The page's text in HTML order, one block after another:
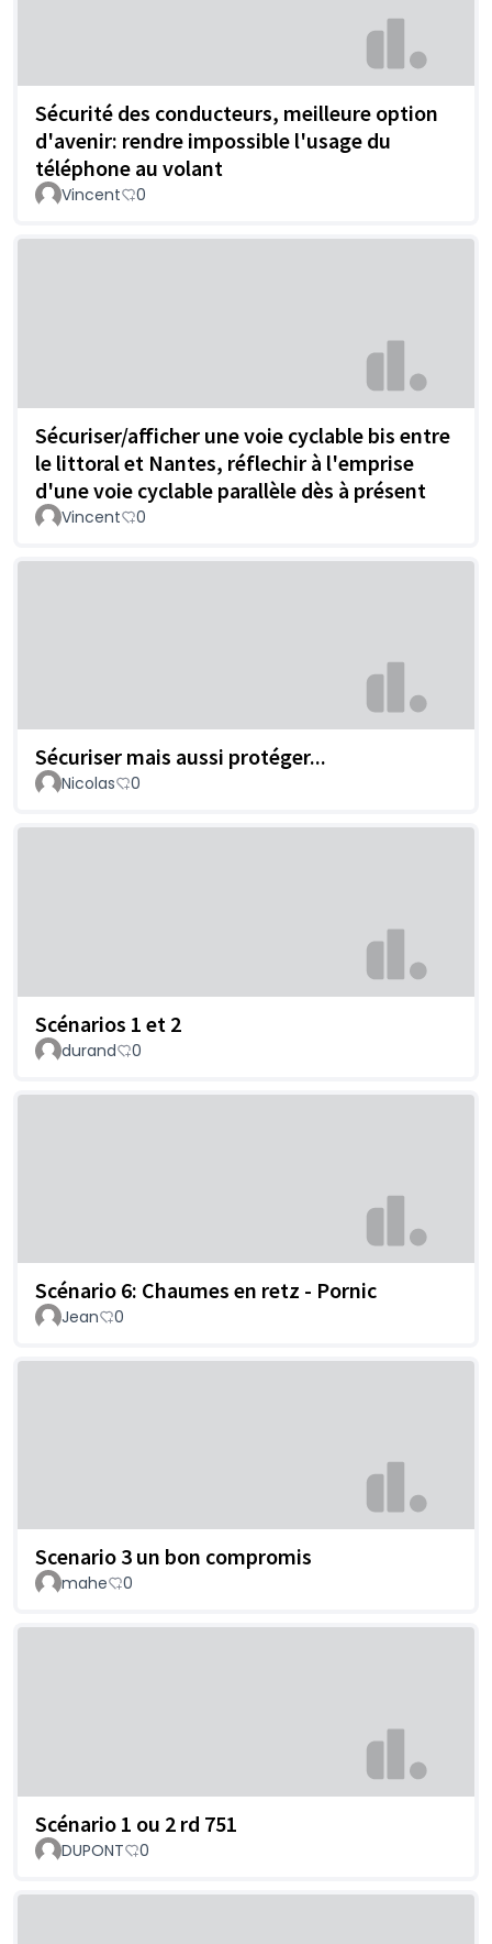
Sécurité des conducteurs, meilleure option
d'avenir: rendre impossible l'usage du
téléphone au volant
Vincent 0
Sécuriser/afficher une voie cyclable bis entre
le littoral et Nantes, réflechir à l'emprise
d'une voie cyclable parallèle dès à présent
Vincent 0
Sécuriser mais aussi protéger...
Nicolas 0
Scénarios 1 et 2
durand 0
Scénario 6: Chaumes en retz - Pornic
Jean 0
Scenario 3 un bon compromis
mahe 0
Scénario 1 ou 2 rd 751
DUPONT 0